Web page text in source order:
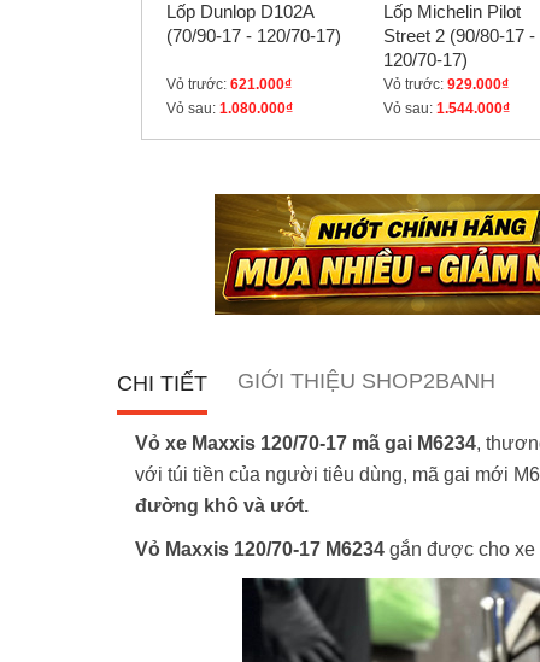
Lốp Dunlop D102A
(70/90-17 - 120/70-17)
Vỏ trước: 621.000₫
Vỏ sau: 1.080.000₫
Lốp Michelin Pilot
Street 2 (90/80-17 -
120/70-17)
Vỏ trước: 929.000₫
Vỏ sau: 1.544.000₫
CHI TIẾT GIỚI THIỆU SHOP2BANH
Vỏ xe Maxxis 120/70-17 mã gai M6234,
với túi tiền của người tiêu dùng, mã gai mới
đường khô và ướt.
Vỏ Maxxis 120/70-17 M6234 gắn được cho xe